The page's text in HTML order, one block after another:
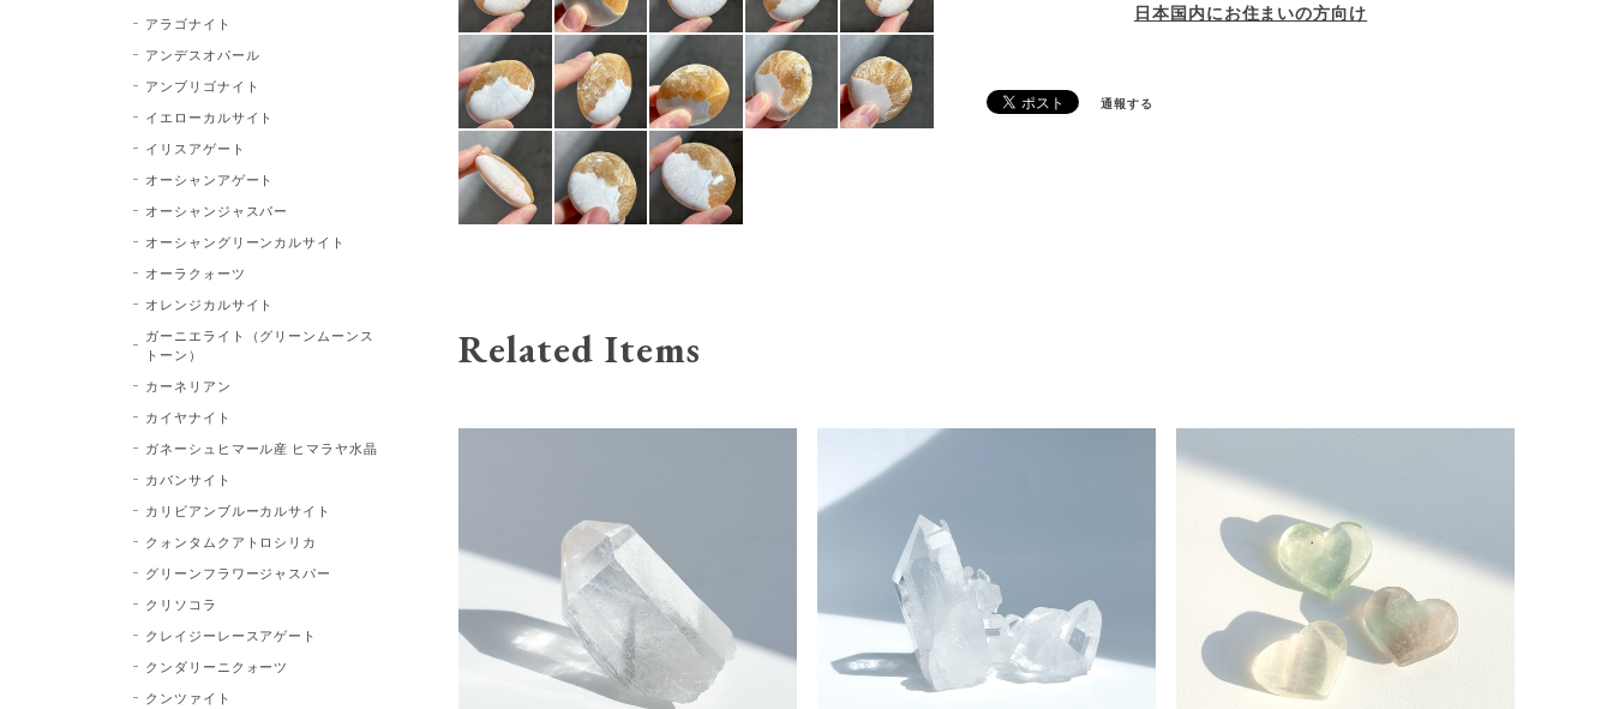
日本国内にお住まいの方向け
通報する
Related Items
アラゴナイト
アンデスオパール
アンブリゴナイト
イエローカルサイト
イリスアゲート
オーシャンアゲート
オーシャンジャスパー
オーシャングリーンカルサイト
オーラクォーツ
オレンジカルサイト
ガーニエライト（グリーンムーンス
トーン）
カーネリアン
カイヤナイト
ガネーシュヒマール産 ヒマラヤ水晶
カバンサイト
カリビアンブルーカルサイト
クォンタムクアトロシリカ
グリーンフラワージャスパー
クリソコラ
クレイジーレースアゲート
クンダリーニクォーツ
クンツァイト